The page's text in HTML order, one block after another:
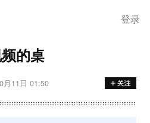
登录
的桌
月11日 01:50